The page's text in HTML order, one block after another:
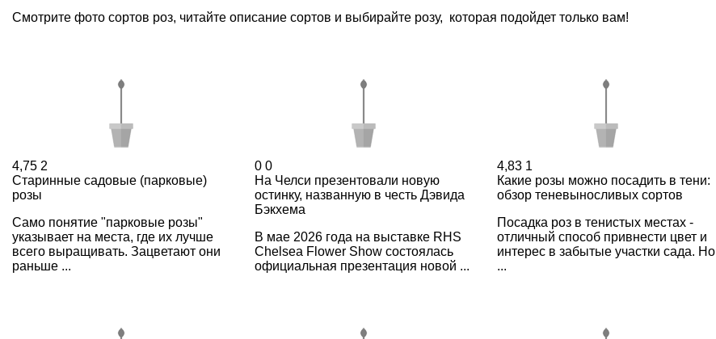
Смотрите фото сортов роз, читайте описание сортов и выбирайте розу, которая подойдет только вам!
4,75 2
Старинные садовые (парковые)
розы
Само понятие "парковые розы"
указывает на места, где их лучше
всего выращивать. Зацветают они
раньше ...
0 0
На Челси презентовали новую
остинку, названную в честь Дэвида
Бэкхема
В мае 2026 года на выставке RHS
Chelsea Flower Show состоялась
официальная презентация новой ...
4,83 1
Какие розы можно посадить в тени:
обзор теневыносливых сортов
Посадка роз в тенистых местах -
отличный способ привнести цвет и
интерес в забытые участки сада. Но
...